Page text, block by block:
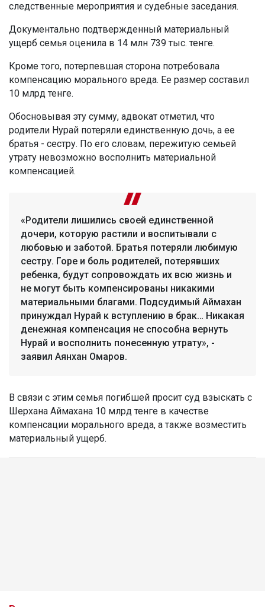
следственные мероприятия и судебные заседания.
Документально подтвержденный материальный
ущерб семья оценила в 14 млн 739 тыс. тенге.
Кроме того, потерпевшая сторона потребовала
компенсацию морального вреда. Ее размер составил
10 млрд тенге.
Обосновывая эту сумму, адвокат отметил, что
родители Нурай потеряли единственную дочь, а ее
братья - сестру. По его словам, пережитую семьей
утрату невозможно восполнить материальной
компенсацией.
«Родители лишились своей единственной
дочери, которую растили и воспитывали с
любовью и заботой. Братья потеряли любимую
сестру. Горе и боль родителей, потерявших
ребенка, будут сопровождать их всю жизнь и
не могут быть компенсированы никакими
материальными благами. Подсудимый Аймахан
принуждал Нурай к вступлению в брак… Никакая
денежная компенсация не способна вернуть
Нурай и восполнить понесенную утрату», -
заявил Аянхан Омаров.
В связи с этим семья погибшей просит суд взыскать с
Шерхана Аймахана 10 млрд тенге в качестве
компенсации морального вреда, а также возместить
материальный ущерб.